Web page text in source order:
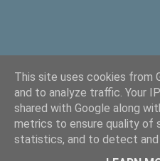
This site uses cookies from
and to analyze traffic. Your
shared with Google along
metrics to ensure quality of
statistics, and to detect and